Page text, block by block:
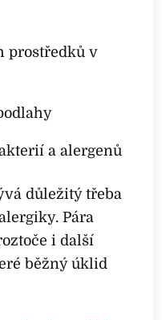
prostředků v
a alergenů
důležitý třeba
Pára
i další
běžný úklid